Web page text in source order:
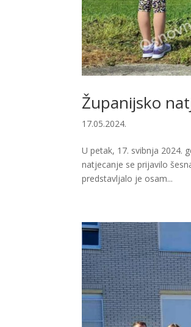
Županijsko
17.05.2024.
U petak, 17. svibnja 2024.
natjecanje se prijavilo
predstavljalo je osam...